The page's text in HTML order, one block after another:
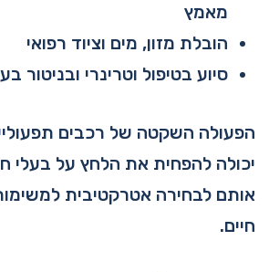
מאמץ
הובלת מזון, מים וציוד רפואי
סיוע בטיפול וטרינרי ובניטור
הפעולה השקטה של רכבים
יכולה להפחית את הלחץ על בעלי
אותם לבחירה אטרקטיבית
חיים.